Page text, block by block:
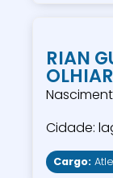
RIAN
Cidade:
Cargo: